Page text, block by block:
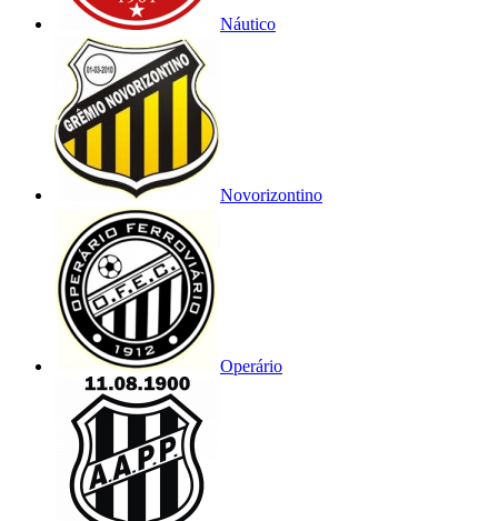
Náutico
Novorizontino
Operário